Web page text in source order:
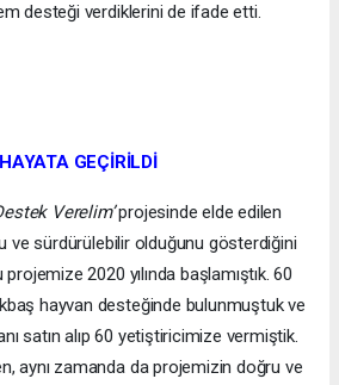
desteği verdiklerini de ifade etti.
GEÇİRİLDİ
Verelim’projesinde elde edilen
ve sürdürülebilir olduğunu gösterdiğini
2020 yılında başlamıştık. 60
hayvan desteğinde bulunmuştuk ve
satın alıp 60 yetiştiricimize vermiştik.
aynı zamanda da projemizin doğru ve